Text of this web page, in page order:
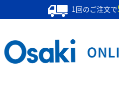
1回のご注文で